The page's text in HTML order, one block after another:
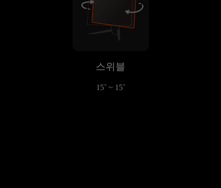
스위블
15˚ ~ 15˚